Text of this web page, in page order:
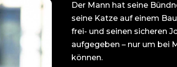
Der Mann hat seine
seine Katze auf einem
frei- und seinen sicheren
aufgegeben – nur um bei
können.